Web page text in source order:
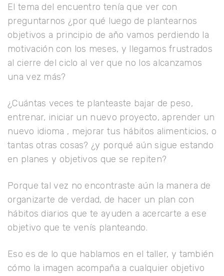
El tema del encuentro tenía que ver con
preguntarnos ¿por qué luego de plantearnos
objetivos a principio de año vamos perdiendo la
motivación con los meses, y llegamos frustrados
al cierre del ciclo al ver que no los alcanzamos
una vez más?
¿Cuántas veces te planteaste bajar de peso,
entrenar, iniciar un nuevo proyecto, aprender un
nuevo idioma , mejorar tus hábitos alimenticios, o
tantas otras cosas? ¿y porqué aún sigue estando
en planes y objetivos que se repiten?
Porque tal vez no encontraste aún la manera de
organizarte de verdad, de hacer un plan con
hábitos diarios que te ayuden a acercarte a ese
objetivo que te venís planteando.
Eso es de lo que hablamos en el taller, y también
cómo la imagen acompaña a cualquier objetivo